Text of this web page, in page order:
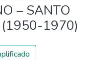
– SANTO
(1950-1970)